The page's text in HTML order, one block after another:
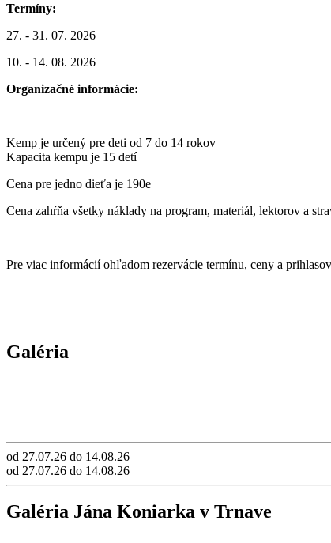
Termíny:
27. - 31. 07. 2026
10. - 14. 08. 2026
Organizačné informácie:
Kemp je určený pre deti od 7 do 14 rokov
Kapacita kempu je 15 detí
Cena pre jedno dieťa je 190e
Cena zahŕňa všetky náklady na program, materiál, lektorov a
Pre viac informácií ohľadom rezervácie termínu, ceny a
Galéria
od 27.07.26 do 14.08.26
od 27.07.26 do 14.08.26
Galéria Jána Koniarka v Trnave